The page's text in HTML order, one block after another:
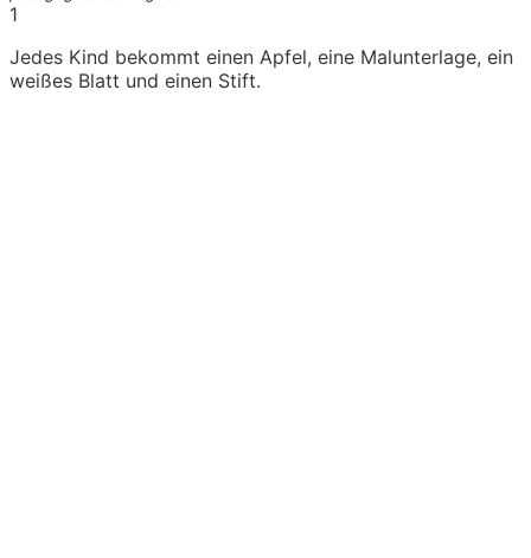
1
Jedes Kind bekommt einen Apfel, eine Malunterlage, ein
weißes Blatt und einen Stift.